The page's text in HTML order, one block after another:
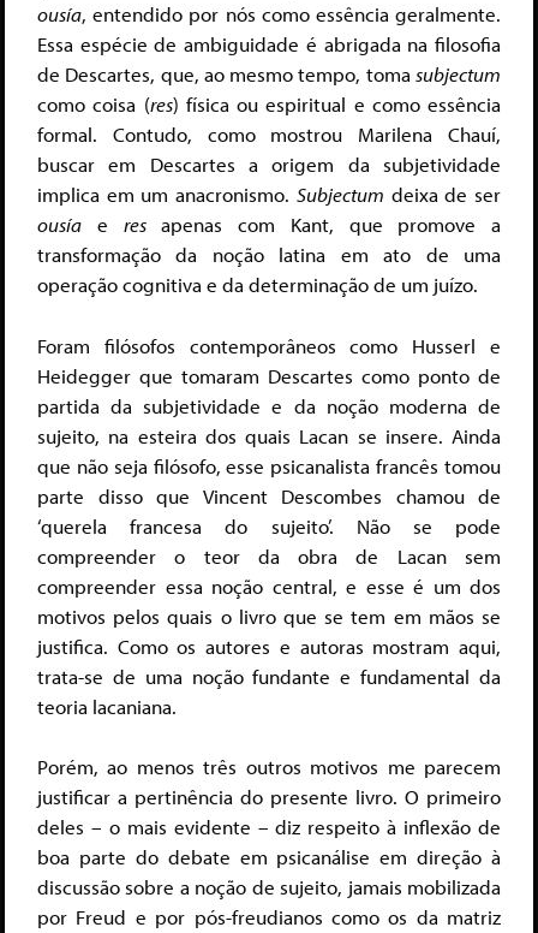
ousía, entendido por nós como essência geralmente.
Essa espécie de ambiguidade é abrigada na filosofia
de Descartes, que, ao mesmo tempo, tomasubjectum
como coisa (res) física ou espiritual e como essência
formal. Contudo, como mostrou Marilena Chauí,
buscar em Descartes a origem da subjetividade
implica em um anacronismo. Subjectum deixa de ser
ousía e resapenas com Kant, que promove a
transformação da noção latina em ato de uma
operação cognitiva e da determinação de um juízo.
Foram filósofos contemporâneos como Husserl e
Heidegger que tomaram Descartes como ponto de
partida da subjetividade e da noção moderna de
sujeito, na esteira dos quais Lacan se insere. Ainda
que não seja filósofo, esse psicanalista francês tomou
parte disso que Vincent Descombes chamou de
‘querela francesa do sujeito’. Não se pode
compreender o teor da obra de Lacan sem
compreender essa noção central, e esse é um dos
motivos pelos quais o livro que se tem em mãos se
justifica. Como os autores e autoras mostram aqui,
trata-se de uma noção fundante e fundamental da
teoria lacaniana.
Porém, ao menos três outros motivos me parecem
justificar a pertinência do presente livro. O primeiro
deles – o mais evidente – diz respeito à inflexão de
boa parte do debate em psicanálise em direção à
discussão sobre a noção de sujeito, jamais mobilizada
por Freud e por pós-freudianos como os da matriz